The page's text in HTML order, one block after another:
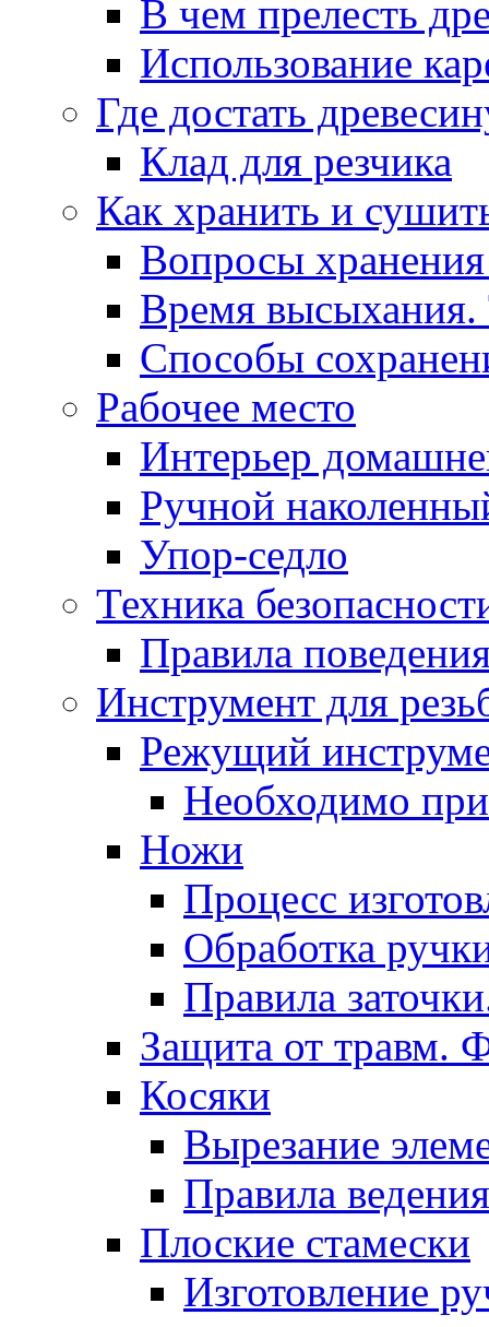
В чем прелесть
Использование
Где достать
Клад для резчика
Как хранить и
Вопросы хранения
Время
Способы
Рабочее место
Интерьер
Ручной
Упор-седло
Техника
Правила
Инструмент для
Режущий
Необходимо
Ножи
Процесс
Обработка
Правила
Защита от травм.
Косяки
Вырезание
Правила
Плоские стамески
Изготовление